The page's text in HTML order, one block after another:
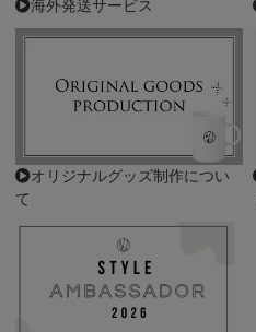
海外発送サービス
オリジナルグッズ制作につい
て